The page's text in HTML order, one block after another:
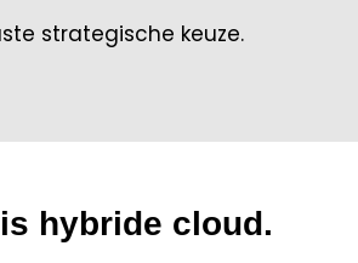
strategische keuze.
hybride cloud.